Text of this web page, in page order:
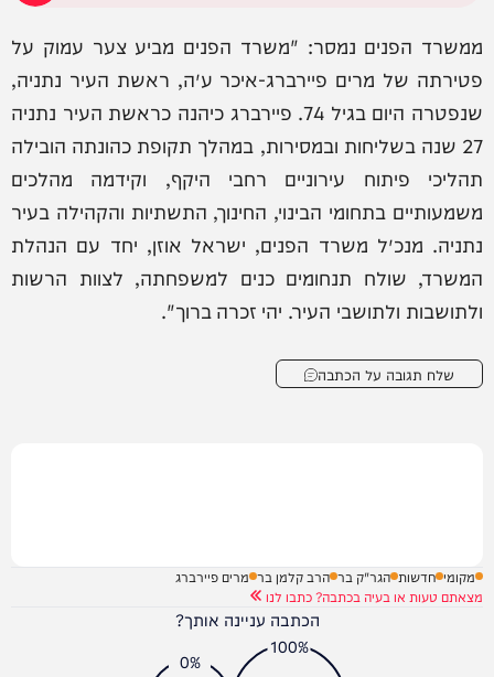
ממשרד הפנים נמסר: "משרד הפנים מביע צער עמוק על
פטירתה של מרים פיירברג-איכר ע״ה, ראשת העיר נתניה,
שנפטרה היום בגיל 74. פיירברג כיהנה כראשת העיר נתניה
27 שנה בשליחות ובמסירות, במהלך תקופת כהונתה הובילה
תהליכי פיתוח עירוניים רחבי היקף, וקידמה מהלכים
משמעותיים בתחומי הבינוי, החינוך, התשתיות והקהילה בעיר
נתניה. מנכ״ל משרד הפנים, ישראל אוזן, יחד עם הנהלת
המשרד, שולח תנחומים כנים למשפחתה, לצוות הרשות
ולתושבות ולתושבי העיר. יהי זכרה ברוך".
שלח תגובה על הכתבה
מקומי חדשות הגר"ק בר הרב קלמן בר מרים פיירברג
מצאתם טעות או בעיה בכתבה? כתבו לנו
הכתבה עניינה אותך?
100%
0%